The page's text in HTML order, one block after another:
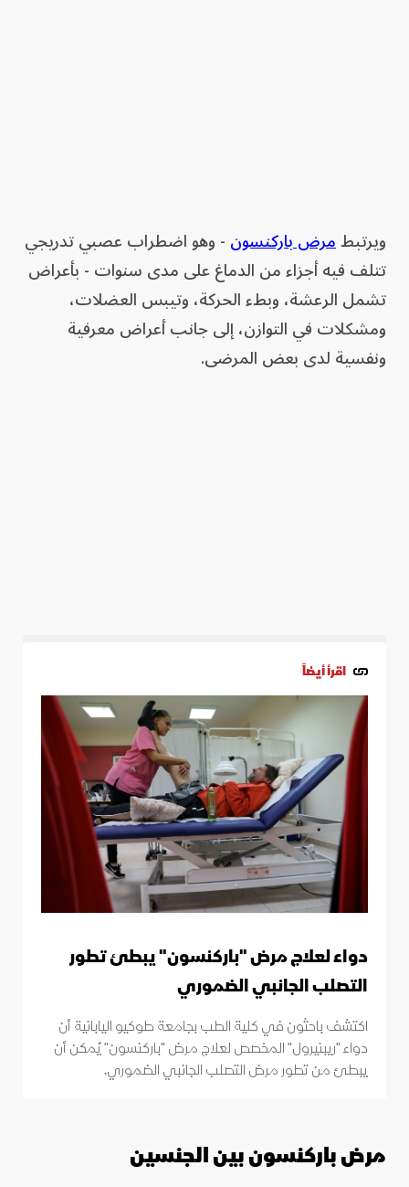
ويرتبطمرض باركنسون- وهو اضطراب عصبي تدريجي
تتلف فيه أجزاء من الدماغ على مدى سنوات - بأعراض
تشمل الرعشة، وبطء الحركة، وتيبس العضلات،
ومشكلات في التوازن، إلى جانب أعراض معرفية
ونفسية لدى بعض المرضى.
اقرأ أيضاً
دواء لعلاج مرض "باركنسون" يبطئ تطور
التصلب الجانبي الضموري
اكتشف باحثون في كلية الطب بجامعة طوكيو اليابانية أن
دواء "ريبنيرول" المخصص لعلاج مرض "باركنسون" يُمكن أن
يبطئ من تطور مرض التصلب الجانبي الضموري.
مرض باركنسون بين الجنسين